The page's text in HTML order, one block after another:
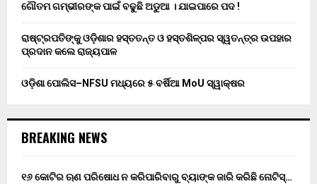
ଗୌତମ ଗମ୍ଭୀରଙ୍କ ପାଇଁ ବଢୁଛି ଅଡୁଆ । ଯାଇପାରେ ପଦ !
ରାଷ୍ଟ୍ରପତିଙ୍କୁ ଓଡ଼ିଶାର ହସ୍ତତନ୍ତ ଓ ହସ୍ତଶିଳ୍ପର ସ୍ୱତନ୍ତ୍ର ଉପହାର
ପ୍ରଦାନ କଲେ ରାଜ୍ୟପାଳ
ଓଡ଼ିଶା ପୋଲିସ–NFSU ମଧ୍ୟରେ ୫ ବର୍ଷିଆ MoU ସ୍ୱାକ୍ଷର
BREAKING NEWS
୧୬ କୋଟିର ଋଣ ପରିଷୋଧ ନ କରିପାରିବାରୁ ବ୍ୟାଙ୍କ ଜାରି କରିଛି ନୋଟିସ୍…